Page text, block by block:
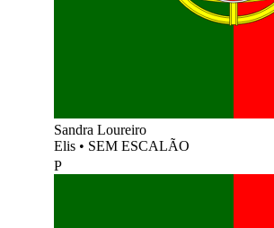
Sandra Loureiro
Elis • SEM ESCALÃO
P